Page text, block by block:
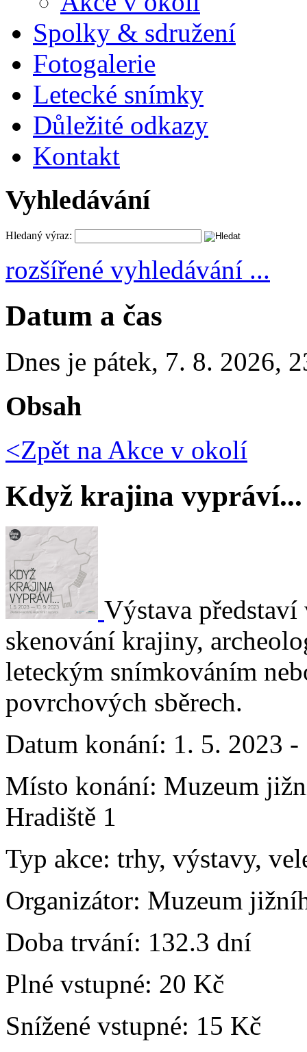
Spolky & sdružení
Fotogalerie
Letecké snímky
Důležité odkazy
Kontakt
Vyhledávání
Hledaný výraz:
rozšířené vyhledávání ...
Datum a čas
Dnes je pátek, 7. 8. 2026,
Obsah
<Zpět na Akce v okolí
Když krajina vypráví...
Výstava představí
skenování krajiny,
leteckým snímkováním
povrchových sběrech.
Datum konání: 1. 5. 2023 -
Místo konání: Muzeum
Hradiště 1
Typ akce: trhy, výstavy,
Organizátor: Muzeum
Doba trvání: 132.3 dní
Plné vstupné: 20 Kč
Snížené vstupné: 15 Kč